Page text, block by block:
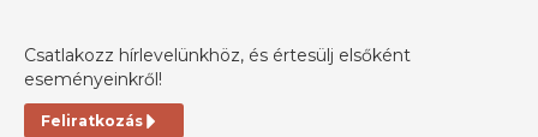
Csatlakozz hírlevelünkhöz, és értesülj elsőként
eseményeinkről!
Feliratkozás